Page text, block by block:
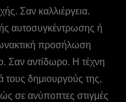
Σαν καλλιέργεια.
αυτοσυγκέντρωσης ή
προσήλωση
Σαν αντίδωρο. Η τέχνη
τους δημιουργούς της,
σε ανύποπτες στιγμές